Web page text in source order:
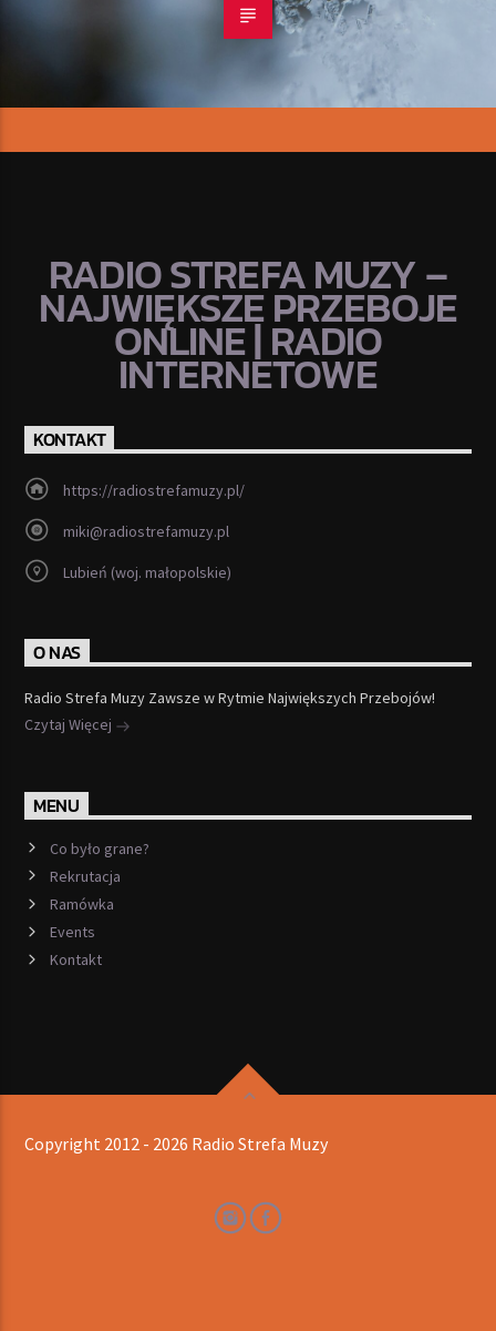
RADIO STREFA MUZY –
NAJWIĘKSZE PRZEBOJE
ONLINE | RADIO
INTERNETOWE
KONTAKT
https://radiostrefamuzy.pl/
miki@radiostrefamuzy.pl
Lubień (woj. małopolskie)
O NAS
Radio Strefa Muzy Zawsze w Rytmie Największych Przebojów!
Czytaj Więcej
MENU
Co było grane?
Rekrutacja
Ramówka
Events
Kontakt
Copyright 2012 - 2026 Radio Strefa Muzy